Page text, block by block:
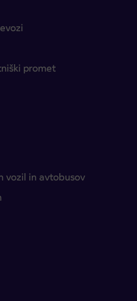
promet
vozil in avtobusov